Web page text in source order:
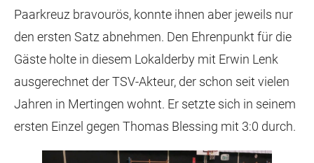
Paarkreuz bravourös, konnte ihnen aber jeweils nur
den ersten Satz abnehmen. Den Ehrenpunkt für die
Gäste holte in diesem Lokalderby mit Erwin Lenk
ausgerechnet der TSV-Akteur, der schon seit vielen
Jahren in Mertingen wohnt. Er setzte sich in seinem
ersten Einzel gegen Thomas Blessing mit 3:0 durch.